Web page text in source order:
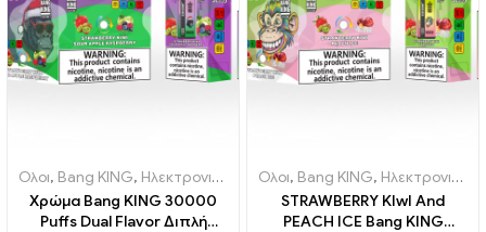
Ολοι, Bang KING, Ηλεκτρονικά τσιγάρα μιας χρήσης Λιθουανία ,
Χρώμα Bang KING 30000
Puffs Dual Flavor Διπλή
Ολοι, Bang KING, Ηλεκτρονικά τσιγάρα μιας χρήσης Λιθουανία
STRAWBERRY KIwI And
PEACH ICE Bang KING